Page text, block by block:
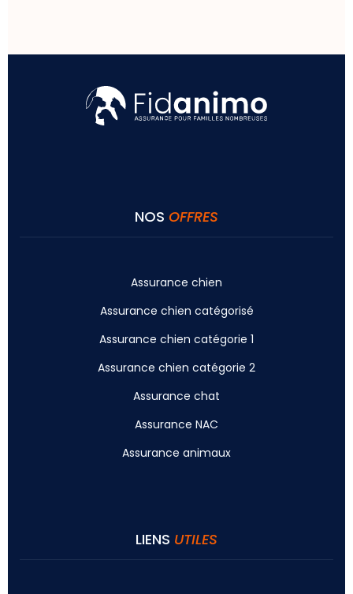
NOS OFFRES
Assurance chien
Assurance chien catégorisé
Assurance chien catégorie 1
Assurance chien catégorie 2
Assurance chat
Assurance NAC
Assurance animaux
LIENS UTILES